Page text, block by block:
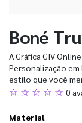
Boné
A Gráfica GIV
Personalização em
estilo que você
☆ ☆ ☆ ☆ ☆ 0
Material